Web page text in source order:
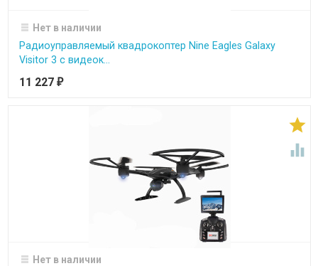
Нет в наличии
Радиоуправляемый квадрокоптер Nine Eagles Galaxy
Visitor 3 с видеок...
11 227 ₽


Нет в наличии